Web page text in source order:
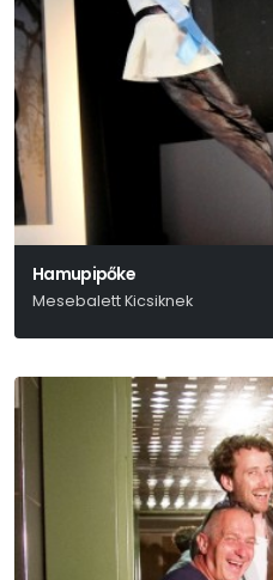
Hamupipőke
Mesebalett Kicsiknek